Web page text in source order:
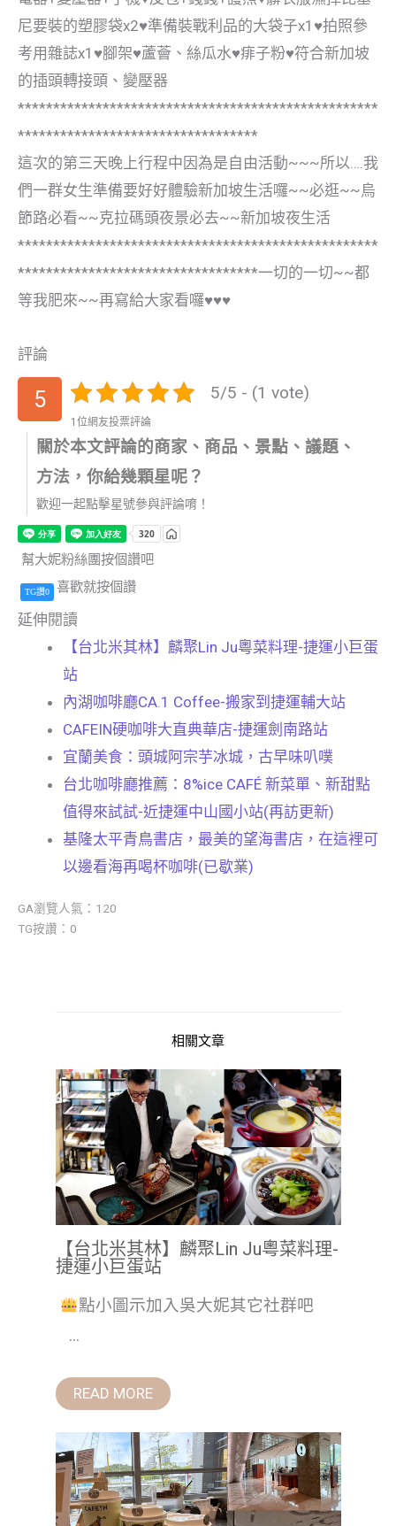
尼要裝的塑膠袋x2♥準備裝戰利品的大袋子x1♥拍照參
考用雜誌x1♥腳架♥蘆薈、絲瓜水♥痱子粉♥符合新加坡
的插頭轉接頭、變壓器
***************************************************
**********************************
這次的第三天晚上行程中因為是自由活動~~~所以….我
們一群女生準備要好好體驗新加坡生活囉~~必逛~~烏
節路必看~~克拉碼頭夜景必去~~新加坡夜生活
***************************************************
**********************************一切的一切~~都
等我肥來~~再寫給大家看囉♥♥♥
評論
5 5/5 - (1 vote)
1位網友投票評論
關於本文評論的商家、商品、景點、議題、
方法，你給幾顆星呢？
歡迎一起點擊星號參與評論唷！
幫大妮粉絲團按個讚吧
TG讚0 喜歡就按個讚
延伸閱讀
【台北米其林】麟聚Lin Ju粵菜料理-捷運小巨蛋
站
內湖咖啡廳CA.1 Coffee-搬家到捷運輔大站
CAFEIN硬咖啡大直典華店-捷運劍南路站
宜蘭美食：頭城阿宗芋冰城，古早味叭噗
台北咖啡廳推薦：8%ice CAFÉ 新菜單、新甜點
值得來試試-近捷運中山國小站(再訪更新)
基隆太平青鳥書店，最美的望海書店，在這裡可
以邊看海再喝杯咖啡(已歇業)
GA瀏覽人氣：120
TG按讚：0
相關文章
【台北米其林】麟聚Lin Ju粵菜料理-
捷運小巨蛋站
點小圖示加入吳大妮其它社群吧
...
READ MORE